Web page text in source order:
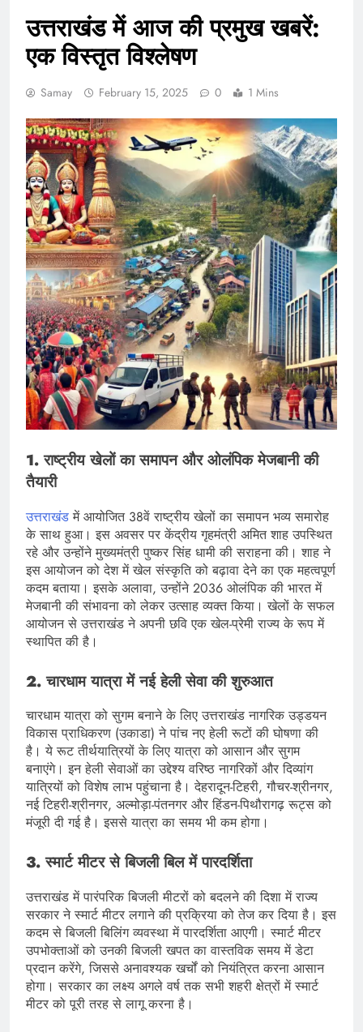
उत्तराखंड में आज की प्रमुख खबरें:
एक विस्तृत विश्लेषण
Samay February 15, 2025 0 1 Mins
1. राष्ट्रीय खेलों का समापन और ओलंपिक मेजबानी की
तैयारी
उत्तराखंडमें आयोजित 38वें राष्ट्रीय खेलों का समापन भव्य समारोह
के साथ हुआ। इस अवसर पर केंद्रीय गृहमंत्री अमित शाह उपस्थित
रहे और उन्होंने मुख्यमंत्री पुष्कर सिंह धामी की सराहना की। शाह ने
इस आयोजन को देश में खेल संस्कृति को बढ़ावा देने का एक महत्वपूर्ण
कदम बताया। इसके अलावा, उन्होंने 2036 ओलंपिक की भारत में
मेजबानी की संभावना को लेकर उत्साह व्यक्त किया। खेलों के सफल
आयोजन से उत्तराखंड ने अपनी छवि एक खेल-प्रेमी राज्य के रूप में
स्थापित की है।
2. चारधाम यात्रा में नई हेली सेवा की शुरुआत
चारधाम यात्रा को सुगम बनाने के लिए उत्तराखंड नागरिक उड्डयन
विकास प्राधिकरण (उकाडा) ने पांच नए हेली रूटों की घोषणा की
है। ये रूट तीर्थयात्रियों के लिए यात्रा को आसान और सुगम
बनाएंगे। इन हेली सेवाओं का उद्देश्य वरिष्ठ नागरिकों और दिव्यांग
यात्रियों को विशेष लाभ पहुंचाना है। देहरादून-टिहरी, गौचर-श्रीनगर,
नई टिहरी-श्रीनगर, अल्मोड़ा-पंतनगर और हिंडन-पिथौरागढ़ रूट्स को
मंजूरी दी गई है। इससे यात्रा का समय भी कम होगा।
3. स्मार्ट मीटर से बिजली बिल में पारदर्शिता
उत्तराखंड में पारंपरिक बिजली मीटरों को बदलने की दिशा में राज्य
सरकार ने स्मार्ट मीटर लगाने की प्रक्रिया को तेज कर दिया है। इस
कदम से बिजली बिलिंग व्यवस्था में पारदर्शिता आएगी। स्मार्ट मीटर
उपभोक्ताओं को उनकी बिजली खपत का वास्तविक समय में डेटा
प्रदान करेंगे, जिससे अनावश्यक खर्चों को नियंत्रित करना आसान
होगा। सरकार का लक्ष्य अगले वर्ष तक सभी शहरी क्षेत्रों में स्मार्ट
मीटर को पूरी तरह से लागू करना है।